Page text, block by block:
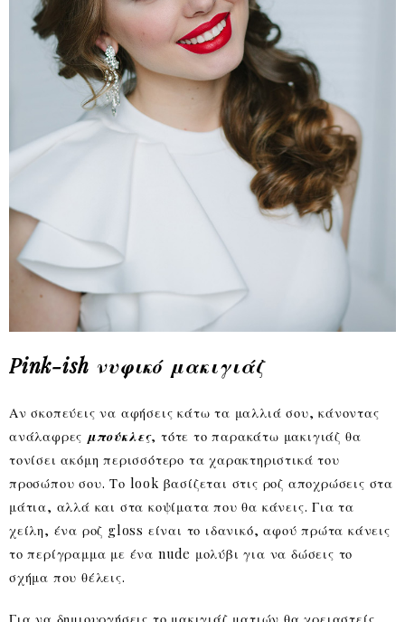
Pink-ish νυφικό μακιγιάζ
Αν σκοπεύεις να αφήσεις κάτω τα μαλλιά σου, κάνοντας
ανάλαφρες μπούκλες, τότε το παρακάτω μακιγιάζ θα
τονίσει ακόμη περισσότερο τα χαρακτηριστικά του
προσώπου σου. Το look βασίζεται στις ροζ αποχρώσεις στα
μάτια, αλλά και στα κοψίματα που θα κάνεις. Για τα
χείλη, ένα ροζ gloss είναι το ιδανικό, αφού πρώτα κάνεις
το περίγραμμα με ένα nude μολύβι για να δώσεις το
σχήμα που θέλεις.
Για να δημιουργήσεις το μακιγιάζ ματιών θα χρειαστείς